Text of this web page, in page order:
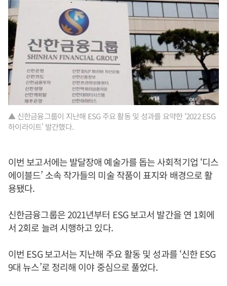
▲ 신한금융그룹이 지난해 ESG 주요 활동 및 성과를 요약한 ‘2022 ESG
하이라이트’ 발간했다.
이번 보고서에는 발달장애 예술가를 돕는 사회적기업 ‘디스
에이블드’ 소속 작가들의 미술 작품이 표지와 배경으로 활
용됐다.
신한금융그룹은 2021년부터 ESG 보고서 발간을 연 1회에
서 2회로 늘려 시행하고 있다.
이번 ESG 보고서는 지난해 주요 활동 및 성과를 ‘신한 ESG
9대 뉴스’로 정리해 이야 중심으로 풀었다.